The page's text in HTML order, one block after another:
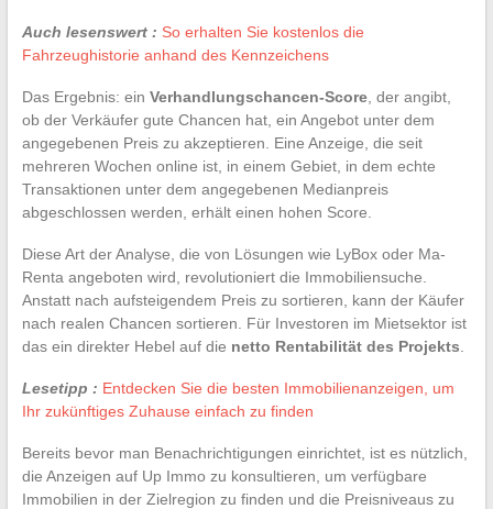
Auch lesenswert : So erhalten Sie kostenlos die
Fahrzeughistorie anhand des Kennzeichens
Das Ergebnis: ein Verhandlungschancen-Score, der angibt,
ob der Verkäufer gute Chancen hat, ein Angebot unter dem
angegebenen Preis zu akzeptieren. Eine Anzeige, die seit
mehreren Wochen online ist, in einem Gebiet, in dem echte
Transaktionen unter dem angegebenen Medianpreis
abgeschlossen werden, erhält einen hohen Score.
Diese Art der Analyse, die von Lösungen wie LyBox oder Ma-
Renta angeboten wird, revolutioniert die Immobiliensuche.
Anstatt nach aufsteigendem Preis zu sortieren, kann der Käufer
nach realen Chancen sortieren. Für Investoren im Mietsektor ist
das ein direkter Hebel auf die netto Rentabilität des Projekts
Lesetipp : Entdecken Sie die besten Immobilienanzeigen, um
Ihr zukünftiges Zuhause einfach zu finden
Bereits bevor man Benachrichtigungen einrichtet, ist es nützlich,
die Anzeigen auf Up Immo zu konsultieren, um verfügbare
Immobilien in der Zielregion zu finden und die Preisniveaus zu